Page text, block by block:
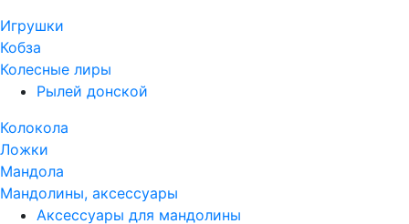
Игрушки
Кобза
Колесные лиры
Рылей донской
Колокола
Ложки
Мандола
Мандолины, аксессуары
Аксессуары для мандолины